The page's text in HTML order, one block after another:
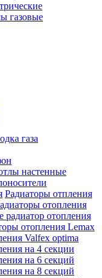
газовые
газа
настенные
Радиаторы отпления
отопления
радиатор отопления
отопления Lemax
Valfex optima
на 4 секции
на 6 секций
на 8 секций